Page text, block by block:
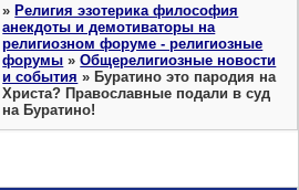
»Религия эзотерика философия
анекдоты и демотиваторы на
религиозном форуме - религиозные
форумы »Общерелигиозные новости
и события »Буратино это пародия на
Христа? Православные подали в суд
на Буратино!